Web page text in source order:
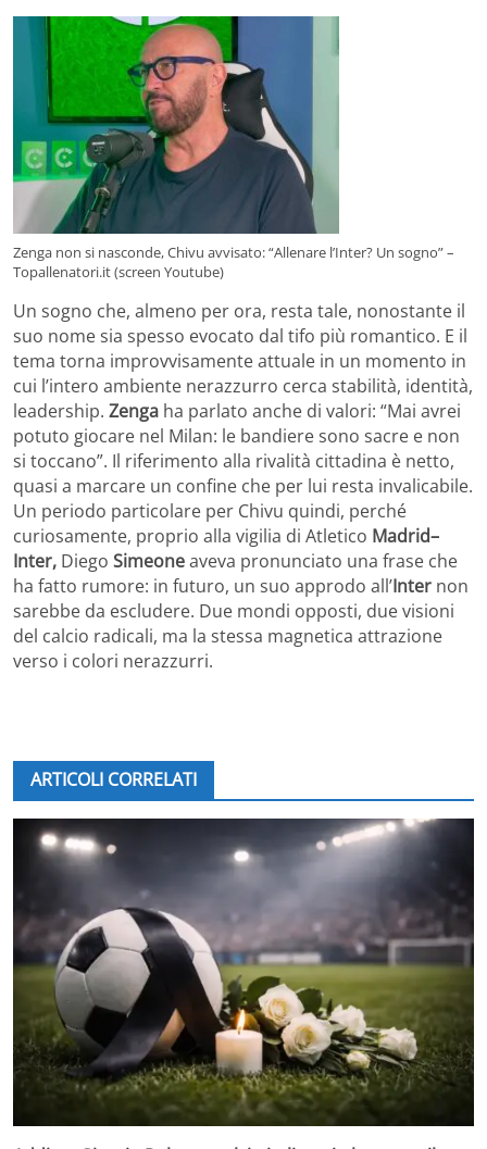
Zenga non si nasconde, Chivu avvisato: “Allenare l’Inter? Un sogno” –
Topallenatori.it (screen Youtube)
Un sogno che, almeno per ora, resta tale, nonostante il
suo nome sia spesso evocato dal tifo più romantico. E il
tema torna improvvisamente attuale in un momento in
cui l’intero ambiente nerazzurro cerca stabilità, identità,
leadership. Zenga ha parlato anche di valori: “Mai avrei
potuto giocare nel Milan: le bandiere sono sacre e non
si toccano”. Il riferimento alla rivalità cittadina è netto,
quasi a marcare un confine che per lui resta invalicabile.
Un periodo particolare per Chivu quindi, perché
curiosamente, proprio alla vigilia di Atletico Madrid–
Inter, Diego Simeoneaveva pronunciato una frase che
ha fatto rumore: in futuro, un suo approdo all’Inter non
sarebbe da escludere. Due mondi opposti, due visioni
del calcio radicali, ma la stessa magnetica attrazione
verso i colori nerazzurri.
ARTICOLI CORRELATI